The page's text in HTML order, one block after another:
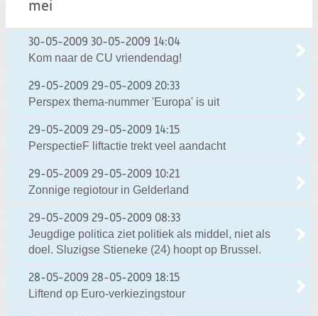
mei
30-05-2009 30-05-2009 14:04
Kom naar de CU vriendendag!
29-05-2009 29-05-2009 20:33
Perspex thema-nummer 'Europa' is uit
29-05-2009 29-05-2009 14:15
PerspectieF liftactie trekt veel aandacht
29-05-2009 29-05-2009 10:21
Zonnige regiotour in Gelderland
29-05-2009 29-05-2009 08:33
Jeugdige politica ziet politiek als middel, niet als
doel. Sluzigse Stieneke (24) hoopt op Brussel.
28-05-2009 28-05-2009 18:15
Liftend op Euro-verkiezingstour